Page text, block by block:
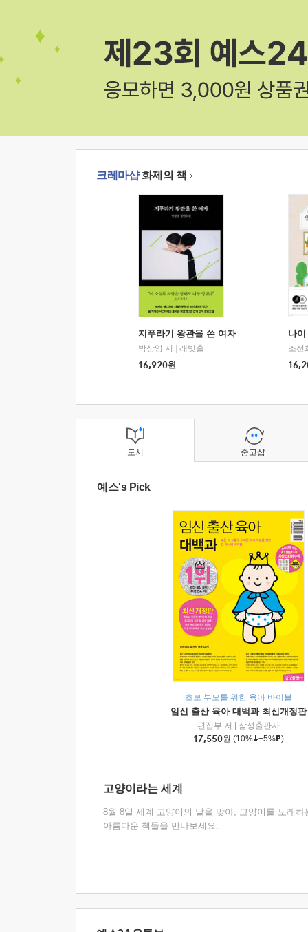
크레마샵화제의 책
지푸라기 왕관을 쓴 여자
박상영 저
래빗홀
16,920원
나
조선
도서
예스's Pick
초보 부모를 위한 육아 바이블
임신 출산 육아 대백과 최신개정판
편집부 저
삼성출판사
17,550원 (10% +5% )
고양이라는 세계
8월 8일 세계 고양이의 날을 맞아, 고양이를 노래하
아름다운 책들을 만나보세요.
중고샵